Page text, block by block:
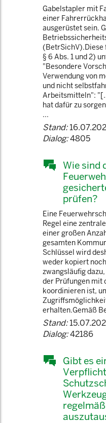
Gabelstapler mit
einer
ausgerüstet sein.
(BetrSichV).Diese
§ 6 Abs. 1 und 2)
"Besondere
Verwendung von
und nicht
Arbeitsmitteln":
hat dafür zu
...
Stand:
Dialog:4805
Wie sind
prüfen?
Eine
Regel eine
einer großen
gesamten
Schlüssel wird
weder kopiert
zwangsläufig
der Prüfungen mit
koordinieren ist,
erhalten.Gemäß
Stand:
Dialog:42186
Gibt es